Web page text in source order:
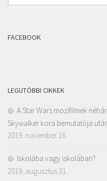
FACEBOOK
LEGUTÓBBI CIKKEK
A Star Wars mozifilmek
Skywalker kora bemutatója
2019. november 16.
Iskolába vagy iskolában?
2019. augusztus 31.